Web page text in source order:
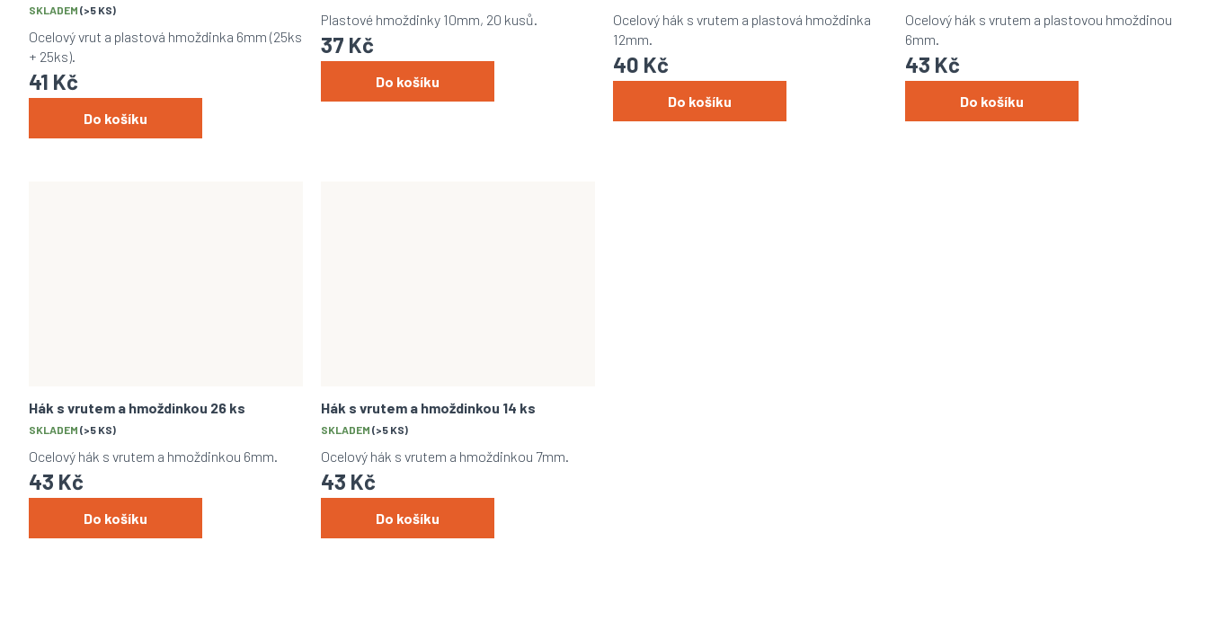
SKLADEM (>5 KS)
41 Kč
Do košíku
Ocelový vrut a plastová hmoždinka 6mm (25ks
+ 25ks).
37 Kč
Do košíku
Plastové hmoždinky 10mm, 20 kusů.
40 Kč
Do košíku
Ocelový hák s vrutem a plastová hmoždinka
12mm.
43 Kč
Do košíku
Ocelový hák s vrutem a plastovou hmoždinou
6mm.
Hák s vrutem a hmoždinkou 26 ks
SKLADEM (>5 KS)
43 Kč
Do košíku
Ocelový hák s vrutem a hmoždinkou 6mm.
Hák s vrutem a hmoždinkou 14 ks
SKLADEM (>5 KS)
43 Kč
Do košíku
Ocelový hák s vrutem a hmoždinkou 7mm.